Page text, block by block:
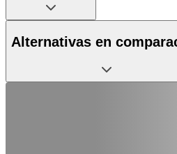
Alternativas en